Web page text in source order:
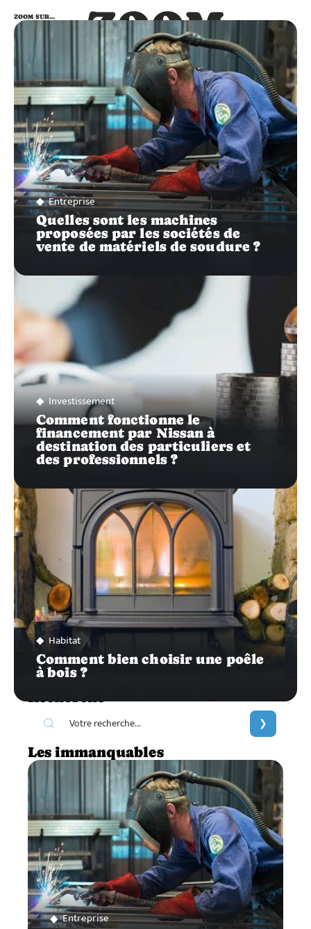
ZOOM
SUR…
ZOOM SUR…
Entreprise
Quelles sont les machines
proposées par les sociétés de
vente de matériels de soudure ?
Investissement
Comment fonctionne le
financement par Nissan à
destination des particuliers et
des professionnels ?
Habitat
Comment bien choisir une poêle
à bois ?
Recherche
Les immanquables
Entreprise